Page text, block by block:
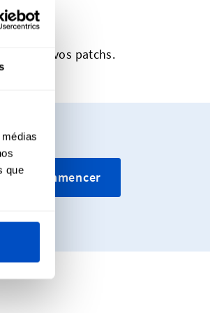
que
de vos patchs.
Commencer